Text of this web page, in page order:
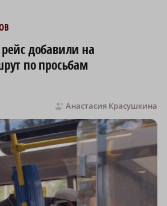
добавили на
по просьбам
Анастасия Красушкина